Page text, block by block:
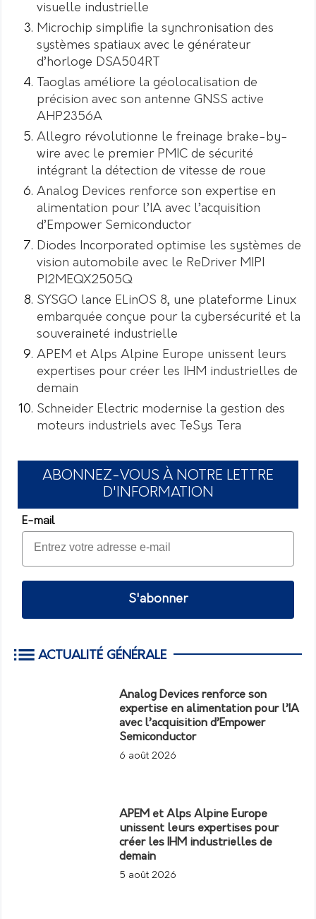
visuelle industrielle
Microchip simplifie la synchronisation des
systèmes spatiaux avec le générateur
d’horloge DSA504RT
Taoglas améliore la géolocalisation de
précision avec son antenne GNSS active
AHP2356A
Allegro révolutionne le freinage brake-by-
wire avec le premier PMIC de sécurité
intégrant la détection de vitesse de roue
Analog Devices renforce son expertise en
alimentation pour l’IA avec l’acquisition
d’Empower Semiconductor
Diodes Incorporated optimise les systèmes de
vision automobile avec le ReDriver MIPI
PI2MEQX2505Q
SYSGO lance ELinOS 8, une plateforme Linux
embarquée conçue pour la cybersécurité et la
souveraineté industrielle
APEM et Alps Alpine Europe unissent leurs
expertises pour créer les IHM industrielles de
demain
Schneider Electric modernise la gestion des
moteurs industriels avec TeSys Tera
ABONNEZ-VOUS À NOTRE LETTRE
D'INFORMATION
E-mail
S'abonner
ACTUALITÉ GÉNÉRALE
Analog Devices renforce son
expertise en alimentation pour l’IA
avec l’acquisition d’Empower
Semiconductor
6 août 2026
APEM et Alps Alpine Europe
unissent leurs expertises pour
créer les IHM industrielles de
demain
5 août 2026